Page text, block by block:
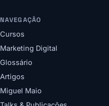
NAVEGAÇÃO
Cursos
Marketing Digital
Glossário
Artigos
Miguel Maio